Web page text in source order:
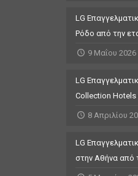
LG
Ρόδο από την
9 Μαΐου 2026
LG
Collection
8 Απριλίου
LG
στην Αθήνα από